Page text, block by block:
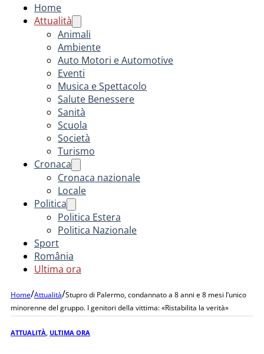
Home
Attualità
Animali
Ambiente
Auto Motori e Automotive
Eventi
Musica e Spettacolo
Salute Benessere
Sanità
Scuola
Società
Turismo
Cronaca
Cronaca nazionale
Locale
Politica
Politica Estera
Politica Nazionale
Sport
România
Ultima ora
Home/Attualità/Stupro di Palermo, condannato a 8 anni e 8 mesi l’unico
minorenne del gruppo. I genitori della vittima: «Ristabilita la verità»
ATTUALITÀ ULTIMA ORA